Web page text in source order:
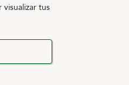
tus